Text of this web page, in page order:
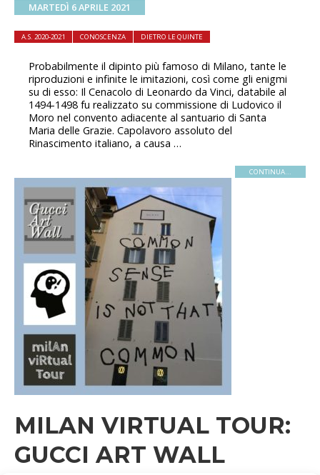
MARTEDÌ 6 APRILE 2021
A.S. 2020-2021 CONOSCENZA DIETRO LE QUINTE
Probabilmente il dipinto più famoso di Milano, tante le
riproduzioni e infinite le imitazioni, così come gli enigmi
su di esso: Il Cenacolo di Leonardo da Vinci, databile al
1494-1498 fu realizzato su commissione di Ludovico il
Moro nel convento adiacente al santuario di Santa
Maria delle Grazie. Capolavoro assoluto del
Rinascimento italiano, a causa …
CONTINUA...
MILAN VIRTUAL TOUR:
GUCCI ART WALL